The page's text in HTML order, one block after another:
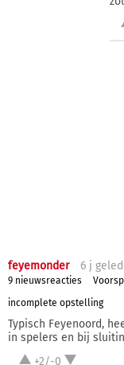
feyemonder 6 j
9 nieuwsreacties
incomplete opstelling
Typisch Feyenoord,
in spelers en bij
+2/-0